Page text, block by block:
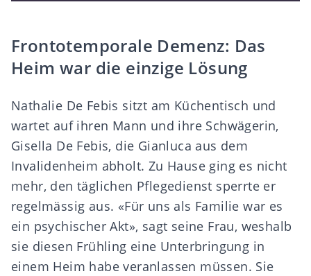
Frontotemporale Demenz: Das
Heim war die einzige Lösung
Nathalie De Febis sitzt am Küchentisch und
wartet auf ihren Mann und ihre Schwägerin,
Gisella De Febis, die Gianluca aus dem
Invalidenheim abholt. Zu Hause ging es nicht
mehr, den täglichen Pflegedienst sperrte er
regelmässig aus. «Für uns als Familie war es
ein psychischer Akt», sagt seine Frau, weshalb
sie diesen Frühling eine Unterbringung in
einem Heim habe veranlassen müssen. Sie